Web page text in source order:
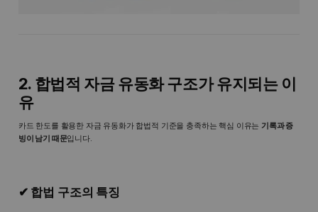
2. 합법적 자금 유동화 구조가 유지되는 이
유
카드 한도를 활용한 자금 유동화가 합법적 기준을 충족하는 핵심 이유는 기록과 증
빙이 남기 때문입니다.
✔ 합법 구조의 특징